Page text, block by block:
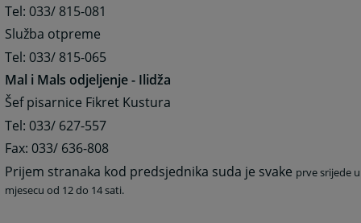
Tel: 033/ 815-081
Služba otpreme
Tel: 033/ 815-065
Mal i Mals odjeljenje - Ilidža
Šef pisarnice Fikret Kustura
Tel: 033/ 627-557
Fax: 033/ 636-808
Prijem stranaka kod predsjednika suda je svake prve srijede u
mjesecu od 12 do 14 sati.